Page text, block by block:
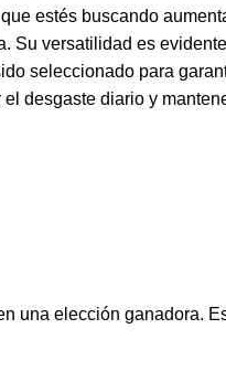
estés buscando
versatilidad es
seleccionado para
desgaste diario y
una elección ganadora.